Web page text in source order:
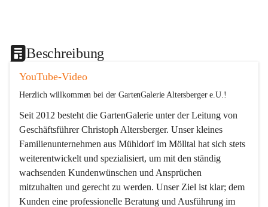
Beschreibung
YouTube-Video
Herzlich willkommen bei der GartenGalerie Altersberger e.U.!
Seit 2012 besteht die GartenGalerie unter der Leitung von
Geschäftsführer Christoph Altersberger. Unser kleines
Familienunternehmen aus Mühldorf im Mölltal hat sich stets
weiterentwickelt und spezialisiert, um mit den ständig
wachsenden Kundenwünschen und Ansprüchen
mitzuhalten und gerecht zu werden. Unser Ziel ist klar; dem
Kunden eine professionelle Beratung und Ausführung im